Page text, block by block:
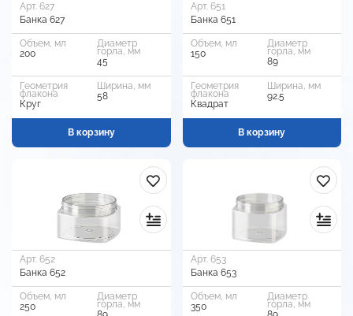
Арт. 627
Банка 627
Объем, мл
200
Диаметр
горла, мм
45
Геометрия
флакона
Круг
Ширина, мм
58
В корзину
Арт. 651
Банка 651
Объем, мл
150
Диаметр
горла, мм
89
Геометрия
флакона
Квадрат
Ширина, мм
92.5
В корзину
Арт. 652
Банка 652
Объем, мл
250
Диаметр
горла, мм
Арт. 653
Банка 653
Объем, мл
350
Диаметр
горла, мм